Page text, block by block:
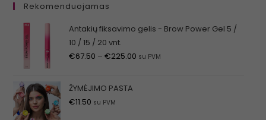
Rekomenduojamas
Antakių fiksavimo gelis - Brow Power Gel 5 /
10 / 15 / 20 vnt.
€67.50 – €225.00 su PVM
ŽYMĖJIMO PASTA
€11.50 su PVM